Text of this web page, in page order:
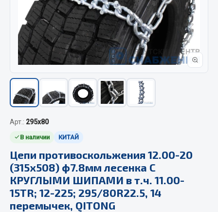
Автономные воздушные отопители
Жидкостные подогреватели
Отопители салона
Подогреватели тосола
Автотовары
Автозвук
Автокаталоги
Аксессуары автомобильные
Аптечки и знаки автомобильные
Брызговики
Вентиляторы кабины
Вымпела
Арт.: 295х80
В наличии КИТАЙ
Цепи противоскольжения 12.00-20
(315х508) ф7.8мм лесенка С
КРУГЛЫМИ ШИПАМИ в т.ч. 11.00-
15TR; 12-225; 295/80R22.5, 14
перемычек, QITONG